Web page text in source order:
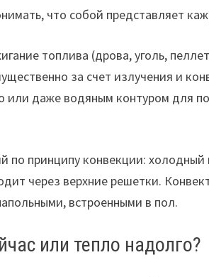
что собой представляет
топлива (дрова, уголь,
за счет излучения и
или даже водяным контуром для
принципу конвекции: холодный
через верхние решетки.
встроенными в пол.
или тепло надолго?